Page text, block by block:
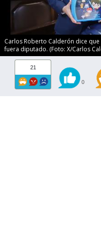
Carlos Roberto Calderón dice
fuera diputado. (Foto: X/Carlos
21
0